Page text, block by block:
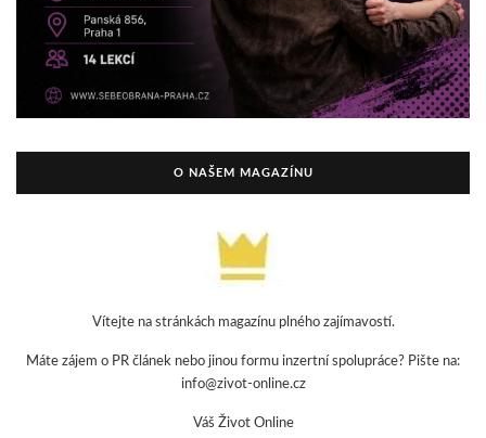
O NAŠEM MAGAZÍNU
Vítejte na stránkách magazínu plného zajímavostí.
Máte zájem o PR článek nebo jinou formu inzertní spolupráce? Pište na:
info@zivot-online.cz
Váš Život Online